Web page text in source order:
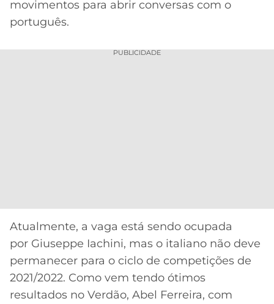
DE
APOSTAS
CASSINOS
FLUMINENSE
COPA
SUL-
movimentos para abrir conversas com o
português.
PUBLICIDADE
Atualmente, a vaga está sendo ocupada
por Giuseppe Iachini, mas o italiano não deve
permanecer para o ciclo de competições de
2021/2022. Como vem tendo ótimos
resultados no Verdão, Abel Ferreira, com